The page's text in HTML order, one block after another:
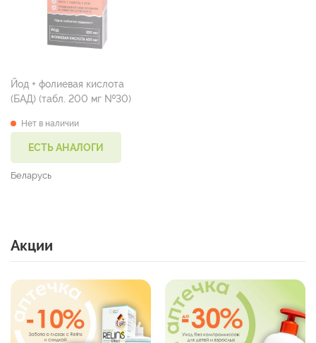
Йод + фолиевая кислота
(БАД) (табл. 200 мг №30)
Нет в наличии
ЕСТЬ АНАЛОГИ
Беларусь
Акции